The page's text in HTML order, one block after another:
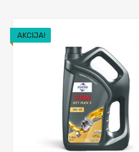
Add to Wishlist
AKCIJA!